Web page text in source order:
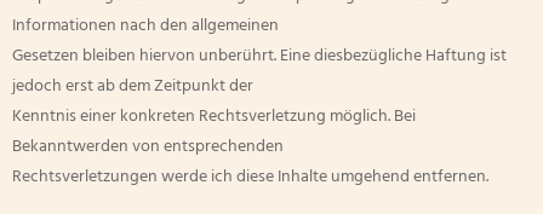
Informationen nach den allgemeinen
Gesetzen bleiben hiervon unberührt. Eine diesbezügliche Haftung ist
jedoch erst ab dem Zeitpunkt der
Kenntnis einer konkreten Rechtsverletzung möglich. Bei
Bekanntwerden von entsprechenden
Rechtsverletzungen werde ich diese Inhalte umgehend entfernen.